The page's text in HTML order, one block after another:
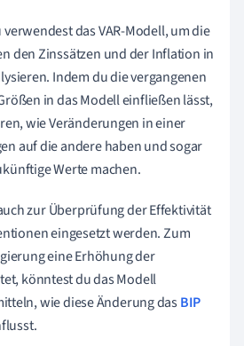
das VAR-Modell, um die
den Zinssätzen und der Inflation in
Indem du die vergangenen
in das Modell einfließen lässt,
wie Veränderungen in einer
auf die andere haben und sogar
Werte machen.
zur Überprüfung der Effektivität
eingesetzt werden. Zum
eine Erhöhung der
könntest du das Modell
wie diese Änderung dasBIP